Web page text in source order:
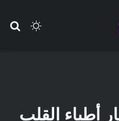
الوضع
أطباء القلب